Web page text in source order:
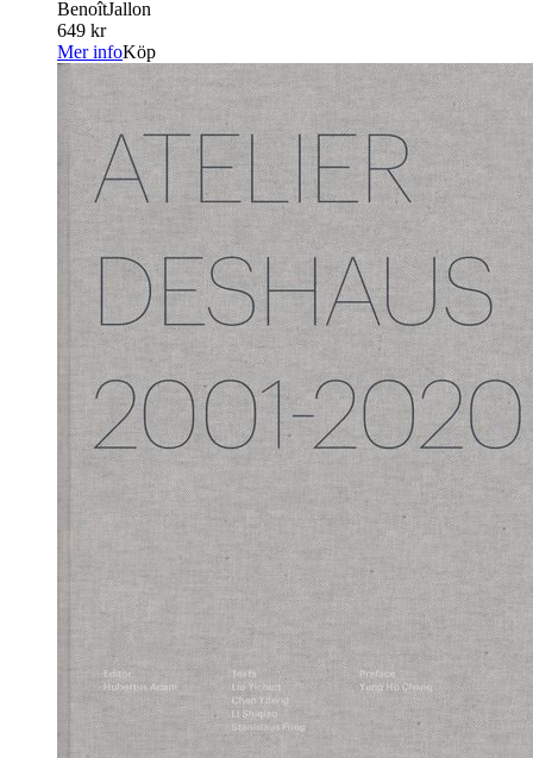
BenoîtJallon
649 kr
Mer infoKöp